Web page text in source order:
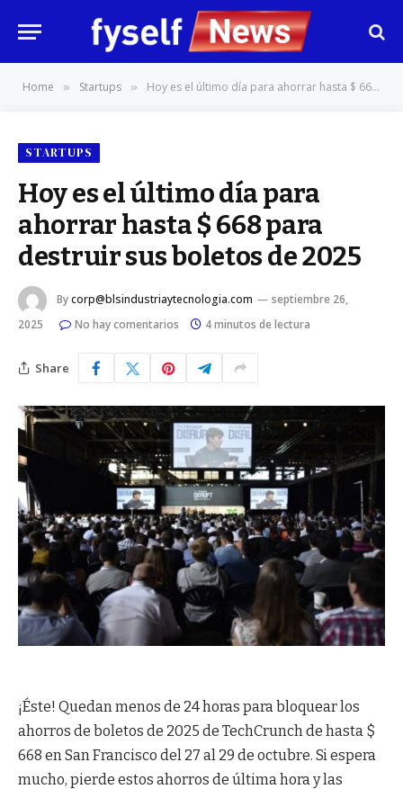
Home » Startups » Hoy es el último día para ahorrar hasta $ 668 para destruir sus boletos de 2025
STARTUPS
Hoy es el último día para
ahorrar hasta $ 668 para
destruir sus boletos de 2025
Bycorp@blsindustriaytecnologia.com
septiembre 26,
2025
No hay comentarios 4 minutos de lectura
Share
¡Éste! Quedan menos de 24 horas para bloquear los
ahorros de boletos de 2025 de TechCrunch de hasta $
668 en San Francisco del 27 al 29 de octubre. Si espera
mucho, pierde estos ahorros de última hora y las